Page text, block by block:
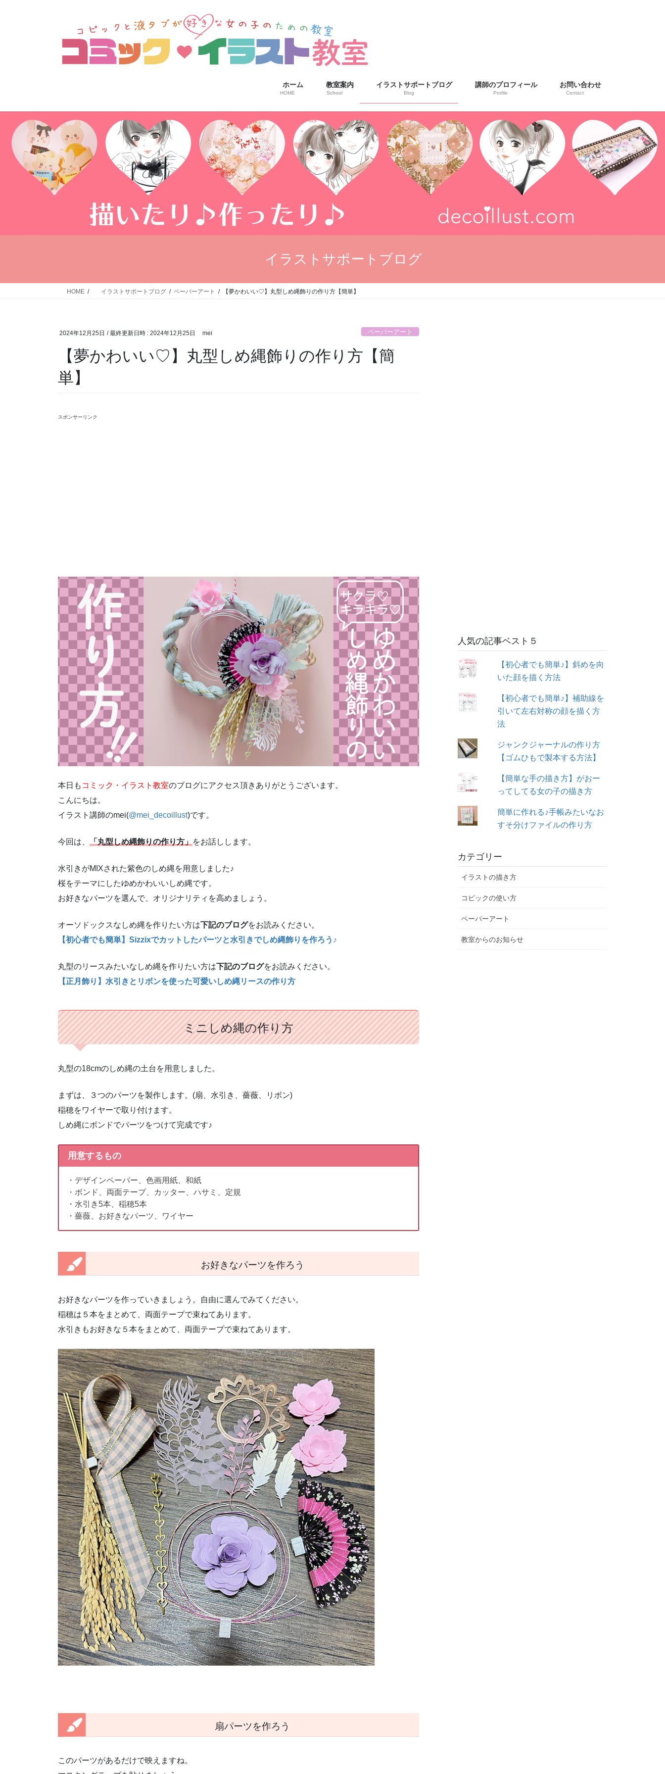
プ
動
ホーム
HOME
教室案内
School
イラストサポートブログ
Blog
講師のプロフィール
Profile
お問い合わせ
Contact
イラストサポートブログ
HOME イラストサポートブログ ペーパーアート 【夢かわいい♡】丸型しめ縄飾りの作り方【簡単】
2024年12月25日 / 最終更新日時 : 2024年12月25日 mei ペーパーアート
【夢かわいい♡】丸型しめ縄飾りの作り方【簡
単】
スポンサーリンク
本日も コミック・イラスト教室のブログにアクセス頂きありがとうございます。
こんにちは。
イラスト講師のmei(@mei_decoillust)です。
今回は、 「丸型しめ縄飾りの作り方」をお話しします。
水引きがMIXされた紫色のしめ縄を用意しました♪
桜をテーマにしたゆめかわいいしめ縄です。
お好きなパーツを選んで、オリジナリティを高めましょう。
オーソドックスなしめ縄を作りたい方は下記のブログをお読みください。
【初心者でも簡単】Sizzixでカットしたパーツと水引きでしめ縄飾りを作ろう♪
丸型のリースみたいなしめ縄を作りたい方は下記のブログをお読みください。
【正月飾り】水引きとリボンを使った可愛いしめ縄リースの作り方
ミニしめ縄の作り方
丸型の18cmのしめ縄の土台を用意しました。
まずは、３つのパーツを製作します。(扇、水引き、薔薇、リボン)
稲穂をワイヤーで取り付けます。
しめ縄にボンドでパーツをつけて完成です♪
用意するもの
・デザインペーパー、色画用紙、和紙
・ボンド、両面テープ、カッター、ハサミ、定規
・水引き5本、稲穂5本
・薔薇、お好きなパーツ、ワイヤー
お好きなパーツを作ろう
お好きなパーツを作っていきましょう。自由に選んでみてください。
稲穂は５本をまとめて、両面テープで束ねてあります。
水引きもお好きな５本をまとめて、両面テープで束ねてあります。
扇パーツを作ろう
このパーツがあるだけで映えますね。
人気の記事ベスト５
【初心者でも簡単♪】斜めを向
いた顔を描く方法
【初心者でも簡単♪】補助線を
引いて左右対称の顔を描く方
法
ジャンクジャーナルの作り方
【ゴムひもで製本する方法】
【簡単な手の描き方】がおー
ってしてる女の子の描き方
簡単に作れる♪手帳みたいなお
すそ分けファイルの作り方
カテゴリー
イラストの描き方
コピックの使い方
ペーパーアート
教室からのお知らせ